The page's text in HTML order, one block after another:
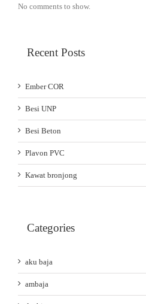
No comments to show.
Recent Posts
Ember COR
Besi UNP
Besi Beton
Plavon PVC
Kawat bronjong
Categories
aku baja
ambaja